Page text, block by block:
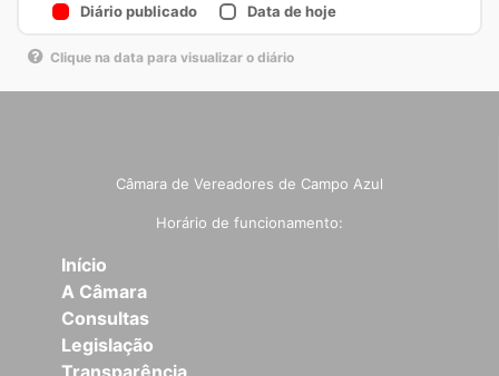
Diário publicado Data de hoje
Clique na data para visualizar o diário
Câmara de Vereadores de Campo Azul
Horário de funcionamento:
Início
A Câmara
Consultas
Legislação
Transparência